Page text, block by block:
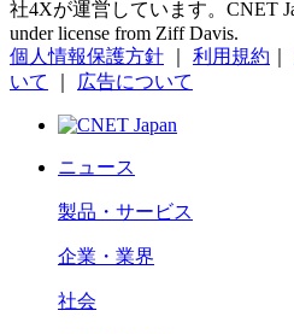
社4Xが運営しています。CNET
under license from Ziff Davis.
個人情報保護方針
利用規約
いて
広告について
ニュース
製品・サービス
企業・業界
社会